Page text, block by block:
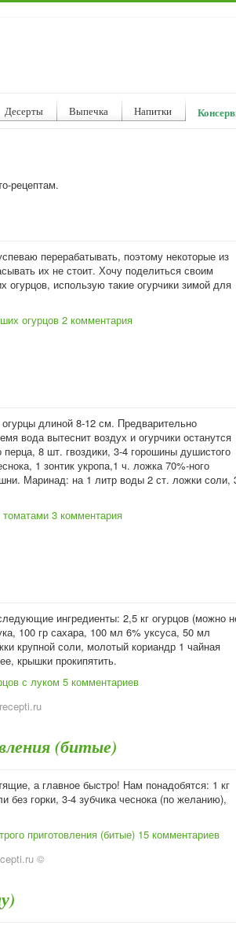
Десерты Выпечка Напитки
рецептам.
перерабатывать, поэтому некоторые из
их не стоит. Хочу поделиться своим
огурцов, использую такие огурчики зимой для
огурцов 2 комментария
длиной 8-12 см. Предварительно
вода вытеснит воздух и огурчики останутся
8 шт. гвоздики, 3-4 горошины душистого
1 зонтик укропа,1 ч. ложка 70%-ного
Маринад: на 1 литр воды 2 ст. ложки соли,
3 комментария
ингредиенты: 2,5 кг огурцов (можно
100 гр сахара, 100 мл 6% уксуса, 50 мл
крупной соли, молотый кориандр 1 чайная
крышки прокипятить.
с луком 5 комментариев
(битые)
а главное быстро! Нам понадобятся: 1 кг
без горки, 3-4 зубчика чеснока (по желанию),
приготовления (битые) 15 комментариев
©